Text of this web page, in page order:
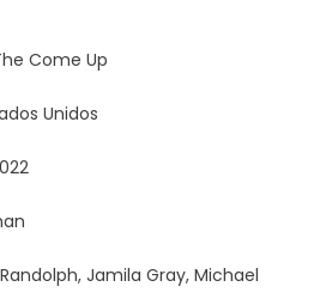
Come Up
Unidos
Jamila Gray, Michael